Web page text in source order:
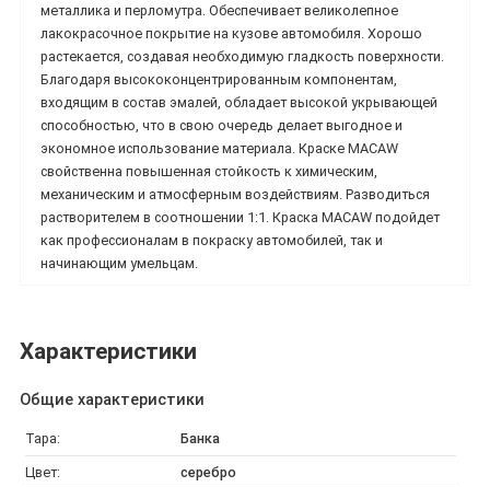
металлика и перломутра. Обеспечивает великолепное
лакокрасочное покрытие на кузове автомобиля. Хорошо
растекается, создавая необходимую гладкость поверхности.
Благодаря высококонцентрированным компонентам,
входящим в состав эмалей, обладает высокой укрывающей
способностью, что в свою очередь делает выгодное и
экономное использование материала. Краске MACAW
свойственна повышенная стойкость к химическим,
механическим и атмосферным воздействиям. Разводиться
растворителем в соотношении 1:1. Краска MACAW подойдет
как профессионалам в покраску автомобилей, так и
начинающим умельцам.
Характеристики
Общие характеристики
Тара: Банка
Цвет: серебро